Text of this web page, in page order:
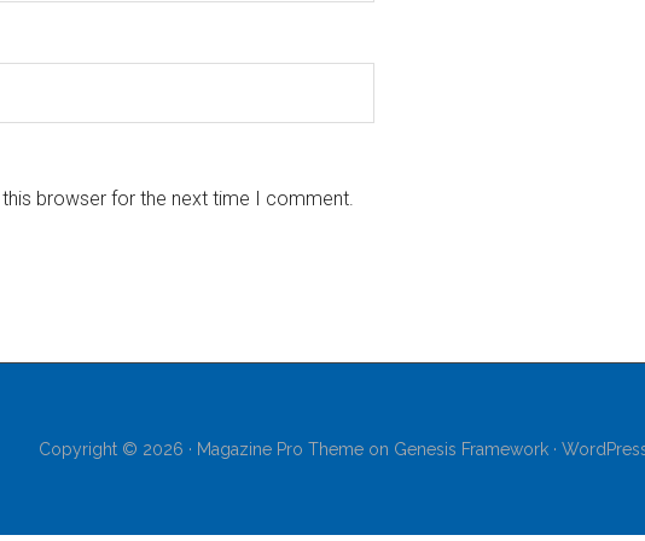
browser for the next time I comment.
Copyright © 2026 · Magazine Pro Themeon Genesis Framework·